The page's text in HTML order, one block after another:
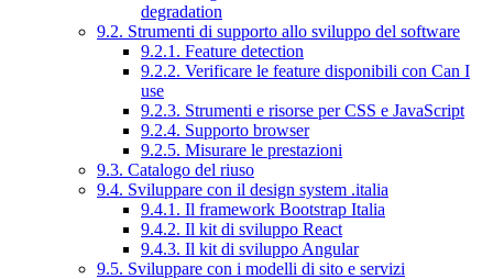
degradation
9.2. Strumenti di supporto allo sviluppo del software
9.2.1. Feature detection
9.2.2. Verificare le feature disponibili con Can I
use
9.2.3. Strumenti e risorse per CSS e JavaScript
9.2.4. Supporto browser
9.2.5. Misurare le prestazioni
9.3. Catalogo del riuso
9.4. Sviluppare con il design system .italia
9.4.1. Il framework Bootstrap Italia
9.4.2. Il kit di sviluppo React
9.4.3. Il kit di sviluppo Angular
9.5. Sviluppare con i modelli di sito e servizi